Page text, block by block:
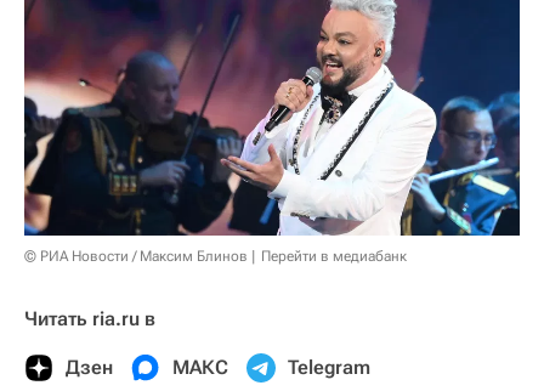
© РИА Новости / Максим Блинов Перейти в медиабанк
Читать ria.ru в
Дзен МАКС Telegram